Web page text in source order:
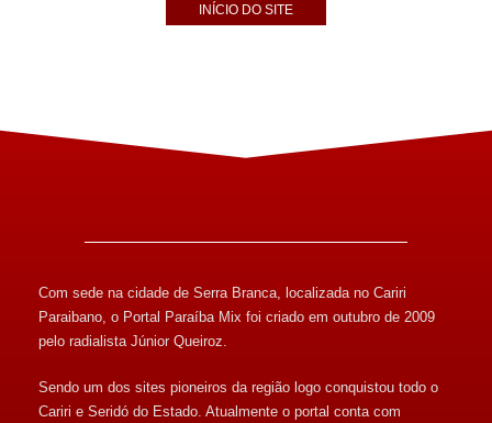
INÍCIO DO SITE
Com sede na cidade de Serra Branca, localizada no Cariri
Paraibano, o Portal Paraíba Mix foi criado em outubro de 2009
pelo radialista Júnior Queiroz.
Sendo um dos sites pioneiros da região logo conquistou todo o
Cariri e Seridó do Estado. Atualmente o portal conta com